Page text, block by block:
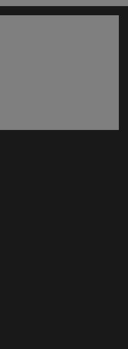
en nueva ventana)
en nueva ventana)